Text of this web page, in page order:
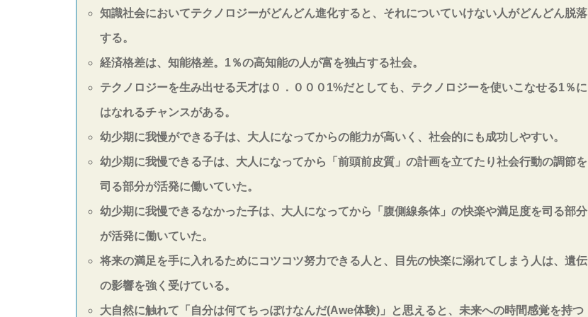
知識社会においてテクノロジーがどんどん進化すると、それについていけない人がどんどん脱落
する。
経済格差は、知能格差。1％の高知能の人が富を独占する社会。
テクノロジーを生み出せる天才は０．０００1%だとしても、テクノロジーを使いこなせる1％に
はなれるチャンスがある。
幼少期に我慢ができる子は、大人になってからの能力が高いく、社会的にも成功しやすい。
幼少期に我慢できる子は、大人になってから「前頭前皮質」の計画を立てたり社会行動の調節を
司る部分が活発に働いていた。
幼少期に我慢できるなかった子は、大人になってから「腹側線条体」の快楽や満足度を司る部分
が活発に働いていた。
将来の満足を手に入れるためにコツコツ努力できる人と、目先の快楽に溺れてしまう人は、遺伝
の影響を強く受けている。
大自然に触れて「自分は何てちっぽけなんだ(Awe体験)」と思えると、未来への時間感覚を持つ